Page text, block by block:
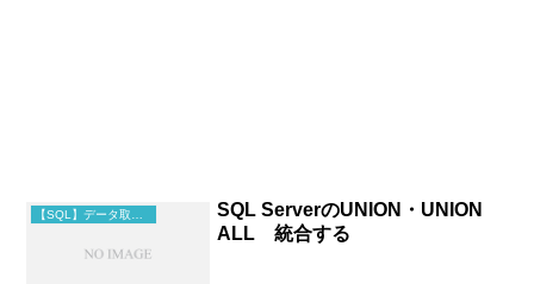
【SQL】データ取得・結合
SQL ServerのUNION・UNION
ALL 統合する